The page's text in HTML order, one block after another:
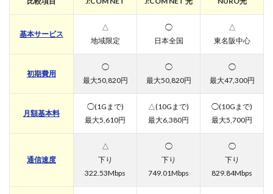
基本サービス
△
地域限定
◯
日本全国
△
東名阪中心
初期費用
◯
最大50,820円
◯
最大50,820円
◯
最大47,300円
月額基本料
◯(1Gまで)
最大5,610円
△(10Gまで)
最大6,380円
◯(10Gまで)
最大5,700円
通信速度
△
下り
322.53Mbps
◯
下り
749.01Mbps
◯
下り
829.84Mbps